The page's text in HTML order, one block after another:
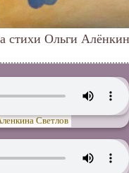
стихи Ольги
Светлов